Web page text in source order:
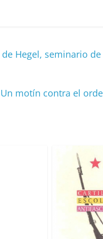
de Hegel, seminario de
Un motín contra el